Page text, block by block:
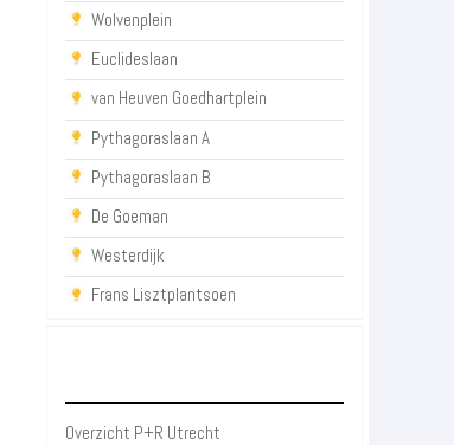
Wolvenplein
Euclideslaan
van Heuven Goedhartplein
Pythagoraslaan A
Pythagoraslaan B
De Goeman
Westerdijk
Frans Lisztplantsoen
Overzicht P+R Utrecht